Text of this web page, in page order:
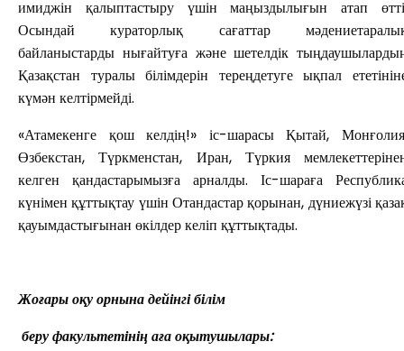
имиджін қалыптастыру үшін маңыздылығын атап
Осындай кураторлық сағаттар
байланыстарды нығайтуға және шетелдік
Қазақстан туралы білімдерін тереңдетуге ықпал
күмән келтірмейді.
«Атамекенге қош келдің!» іс-шарасы Қытай,
Өзбекстан, Түркменстан, Иран, Түркия
келген қандастарымызға арналды. Іс-шараға
күнімен құттықтау үшін Отандастар қорынан, дүниежүзі
қауымдастығынан өкілдер келіп құттықтады.
Жоғары оқу орнына дейінгі білім
беру факультетінің аға оқытушылары: